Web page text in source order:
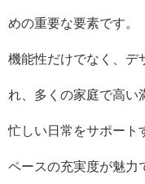
めの重要な要素です。
機能性だけでなく、デ
れ、多くの家庭で高い
忙しい日常をサポート
ペースの充実度が魅力